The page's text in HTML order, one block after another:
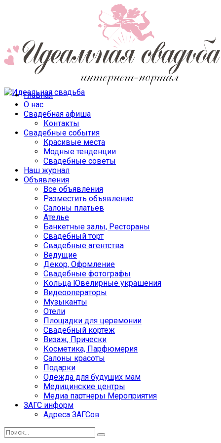
Главная
О нас
Свадебная афиша
Контакты
Свадебные события
Красивые места
Модные тенденции
Свадебные советы
Наш журнал
Объявления
Все объявления
Разместить объявление
Салоны платьев
Ателье
Банкетные залы, Рестораны
Свадебный торт
Свадебные агентства
Ведущие
Декор, Офрмление
Свадебные фотографы
Кольца Ювелирные украшения
Видеооператоры
Музыканты
Отели
Площадки для церемонии
Свадебный кортеж
Визаж, Прически
Косметика, Парфюмерия
Салоны красоты
Подарки
Одежда для будущих мам
Медицинские центры
Медиа партнеры Мероприятия
ЗАГС информ
Адреса ЗАГСов